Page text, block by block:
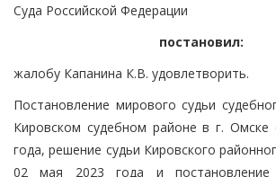
Суда Российской Федерации
постановил:
жалобу Капанина К.В. удовлетворить.
Постановление мирового судьи
Кировском судебном районе в г.
года, решение судьи Кировского
02 мая 2023 года и постановление